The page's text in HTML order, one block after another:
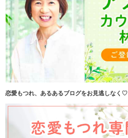
恋愛もつれ、あるあるブログをお見逃しなく♡